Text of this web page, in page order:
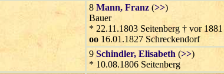
8 Mann, Franz (>>)
Bauer
* 22.11.1803 Seitenberg † vor
oo 16.01.1827 Schreckendorf
9 Schindler, Elisabeth (>>)
* 10.08.1806 Seitenberg